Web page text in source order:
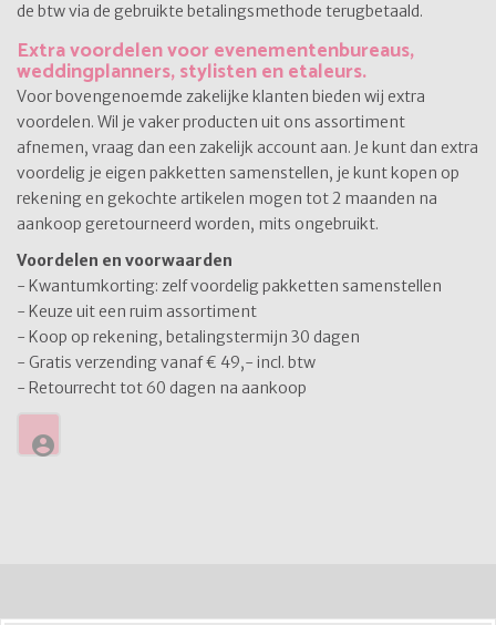
de btw via de gebruikte betalingsmethode terugbetaald.
Extra voordelen voor evenementenbureaus,
weddingplanners, stylisten en etaleurs.
Voor bovengenoemde zakelijke klanten bieden wij extra
voordelen. Wil je vaker producten uit ons assortiment
afnemen, vraag dan een zakelijk account aan. Je kunt dan extra
voordelig je eigen pakketten samenstellen, je kunt kopen op
rekening en gekochte artikelen mogen tot 2 maanden na
aankoop geretourneerd worden, mits ongebruikt.
Voordelen en voorwaarden
- Kwantumkorting: zelf voordelig pakketten samenstellen
- Keuze uit een ruim assortiment
- Koop op rekening, betalingstermijn 30 dagen
- Gratis verzending vanaf € 49,- incl. btw
- Retourrecht tot 60 dagen na aankoop
account_circle